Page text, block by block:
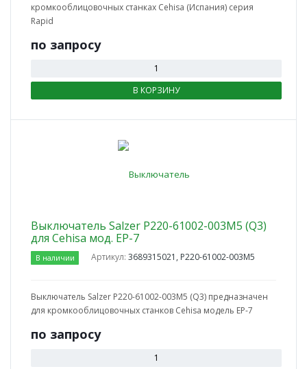
кромкооблицовочных станках Cehisa (Испания) серия
Rapid
по запросу
В КОРЗИНУ
Выключатель Salzer Р220-61002-003М5 (Q3)
для Cehisa мод. EP-7
В наличии Артикул:3689315021, Р220-61002-003М5
Выключатель Salzer Р220-61002-003М5 (Q3) предназначен
для кромкооблицовочных станков Cehisa модель EP-7
по запросу